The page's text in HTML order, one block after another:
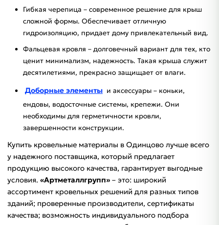
Гибкая черепица – современное решение для крыш
сложной формы. Обеспечивает отличную
гидроизоляцию, придает дому привлекательный вид.
Фальцевая кровля – долговечный вариант для тех, кто
ценит минимализм, надежность. Такая крыша служит
десятилетиями, прекрасно защищает от влаги.
Доборные элементы и аксессуары – коньки,
ендовы, водосточные системы, крепежи. Они
необходимы для герметичности кровли,
завершенности конструкции.
Купить кровельные материалы в Одинцово лучше всего
у надежного поставщика, который предлагает
продукцию высокого качества, гарантирует выгодные
условия. «Артметаллгрупп» – это: широкий
ассортимент кровельных решений для разных типов
зданий; проверенные производители, сертификаты
качества; возможность индивидуального подбора